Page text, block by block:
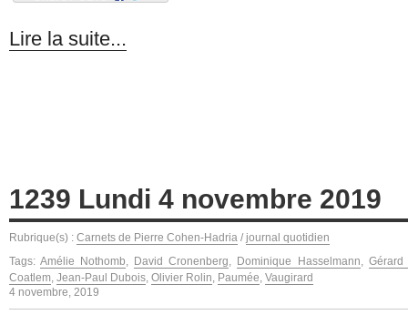
Lire la suite...
1239 Lundi 4 novembre 2019
Rubrique(s) : Carnets de Pierre Cohen-Hadria / journal quotidien
Tags:Amélie Nothomb, David Cronenberg, Dominique Hasselmann, Gérard
Coatlem, Jean-Paul Dubois, Olivier Rolin, Paumée, Vaugirard
4 novembre, 2019